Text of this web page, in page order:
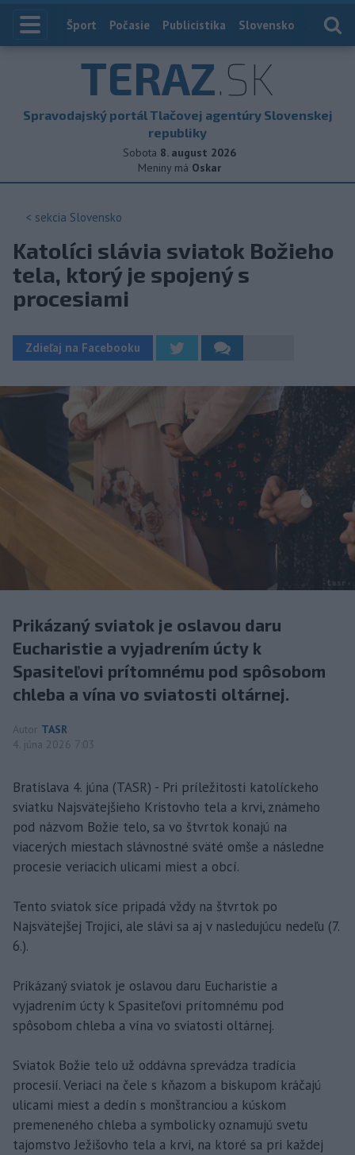
Index
Šport Počasie Publicistika Slovensko
TERAZ.SK
Spravodajský portál Tlačovej agentúry Slovenskej
republiky
Sobota 8. august 2026
Meniny má Oskar
< sekcia Slovensko
Katolíci slávia sviatok Božieho
tela, ktorý je spojený s
procesiami
Zdieľaj na Facebooku
Prikázaný sviatok je oslavou daru
Eucharistie a vyjadrením úcty k
Spasiteľovi prítomnému pod spôsobom
chleba a vína vo sviatosti oltárnej.
Autor TASR
4. júna 2026 7:03
Bratislava 4. júna (TASR) - Pri príležitosti katolíckeho
sviatku Najsvätejšieho Kristovho tela a krvi, známeho
pod názvom Božie telo, sa vo štvrtok konajú na
viacerých miestach slávnostné sväté omše a následne
procesie veriacich ulicami miest a obcí.
Tento sviatok síce pripadá vždy na štvrtok po
Najsvätejšej Trojici, ale slávi sa aj v nasledujúcu nedeľu (7.
6.).
Prikázaný sviatok je oslavou daru Eucharistie a
vyjadrením úcty k Spasiteľovi prítomnému pod
spôsobom chleba a vína vo sviatosti oltárnej.
Sviatok Božie telo už oddávna sprevádza tradícia
procesií. Veriaci na čele s kňazom a biskupom kráčajú
ulicami miest a dedín s monštranciou a kúskom
premeneného chleba a symbolicky oznamujú svetu
tajomstvo Ježišovho tela a krvi, na ktoré sa pri každej